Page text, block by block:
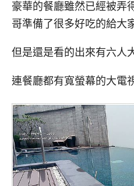
豪華的餐廳雖然已經被弄
哥準備了很多好吃的給大
但是還是看的出來有六人
連餐廳都有寬螢幕的大電